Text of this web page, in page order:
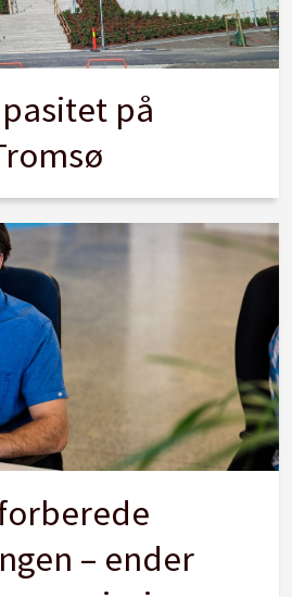
på
– ender